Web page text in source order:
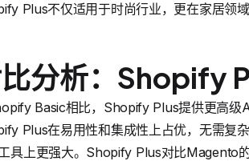
Plus不仅适用于时尚行业，更在家居领
分析：Shopify
Basic相比，Shopify Plus提供更高级
Plus在易用性和集成性上占优，无需复
具上更强大。Shopify Plus对比Magento